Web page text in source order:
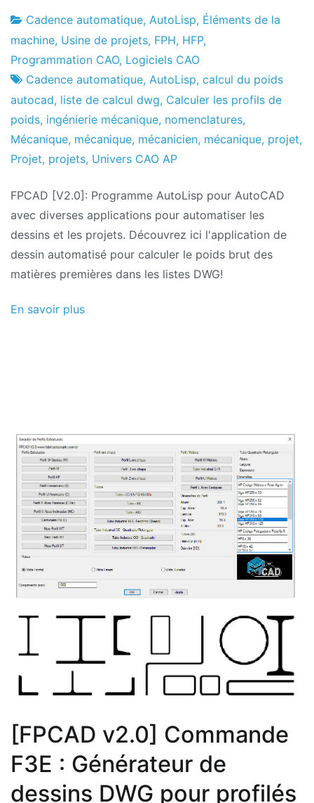
Usine
de
projets
21
le
juillet
le
2021
Cadence automatique, AutoLisp, Éléments de la
machine, Usine de projets, FPH, HFP,
Programmation CAO, Logiciels CAO
Cadence automatique, AutoLisp, calcul du poids
autocad, liste de calcul dwg, Calculer les profils de
poids, ingénierie mécanique, nomenclatures,
Mécanique, mécanique, mécanicien, mécanique, projet,
Projet, projets, Univers CAO AP
FPCAD [V2.0]: Programme AutoLisp pour AutoCAD
avec diverses applications pour automatiser les
dessins et les projets. Découvrez ici l'application de
dessin automatisé pour calculer le poids brut des
matières premières dans les listes DWG!
En savoir plus
[FPCAD v2.0] Commande
F3E : Générateur de
dessins DWG pour profilés